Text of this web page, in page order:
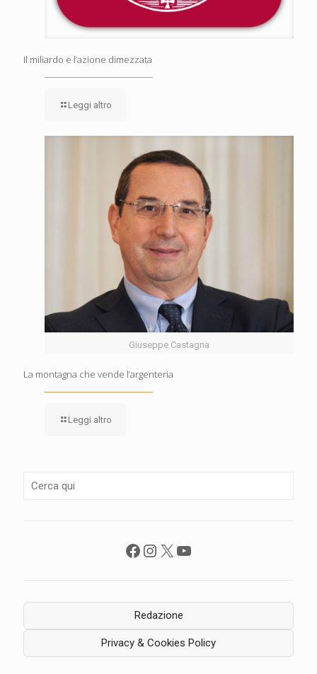
Il miliardo e l’azione dimezzata
Leggi altro
Giuseppe Castagna
La montagna che vende l’argenteria
Leggi altro
Facebook
Instagram
X YouTube
Redazione
Privacy & Cookies Policy